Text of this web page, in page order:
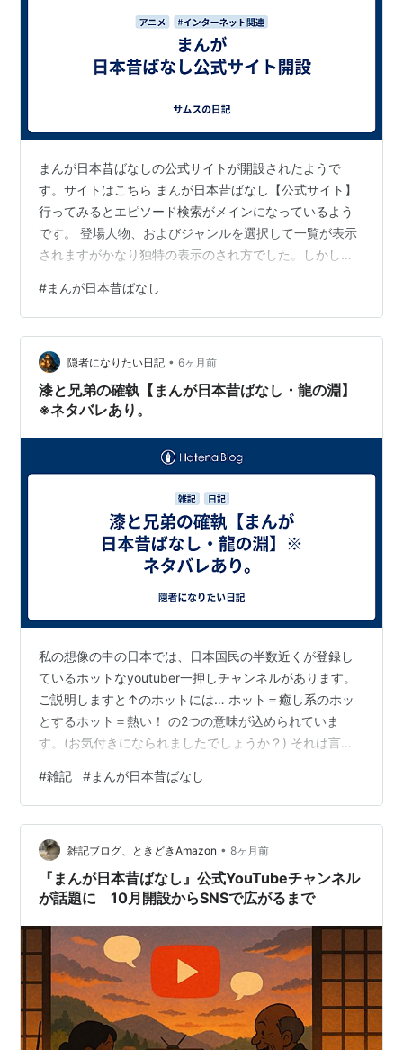
まんが日本昔ばなしの公式サイトが開設されたようで
す。サイトはこちら まんが日本昔ばなし【公式サイト】
行ってみるとエピソード検索がメインになっているよう
です。 登場人物、およびジャンルを選択して一覧が表示
されますがかなり独特の表示のされ方でした。しかしま
は。 終って久しい番組がこうした動きを公式が行ってく
れるのは良いことだ。
#まんが日本昔ばなし
隠者になりたい日記 • 6ヶ月前
漆と兄弟の確執【まんが日本昔ばなし・龍の淵】
※ネタバレあり。
私の想像の中の日本では、日本国民の半数近くが登録し
ているホットなyoutuber一押しチャンネルがあります。
ご説明しますと↑のホットには… ホット＝癒し系のホッ
とするホット＝熱い！ の2つの意味が込められていま
す。(お気付きになられましたでしょうか？) それは言わ
が日本昔ばなし】でしょう。【まんが日本昔ばなし】の
『龍の淵』というお話を見ました。 これはざっと言う
と、山で採った漆を売って生計をたてている兄弟の話で
す。もちろん、この兄弟は漆をめぐってわちゃわちゃし
ます。いつものように兄弟そろって山に漆を採りに行く
兄弟(弟が兄を、兄者呼びするので2B…
#雑記 #まんが日本昔ばなし
雑記ブログ、ときどきAmazon • 8ヶ月前
『まんが日本昔ばなし』公式YouTubeチャンネル
が話題に 10月開設からSNSで広がるまで